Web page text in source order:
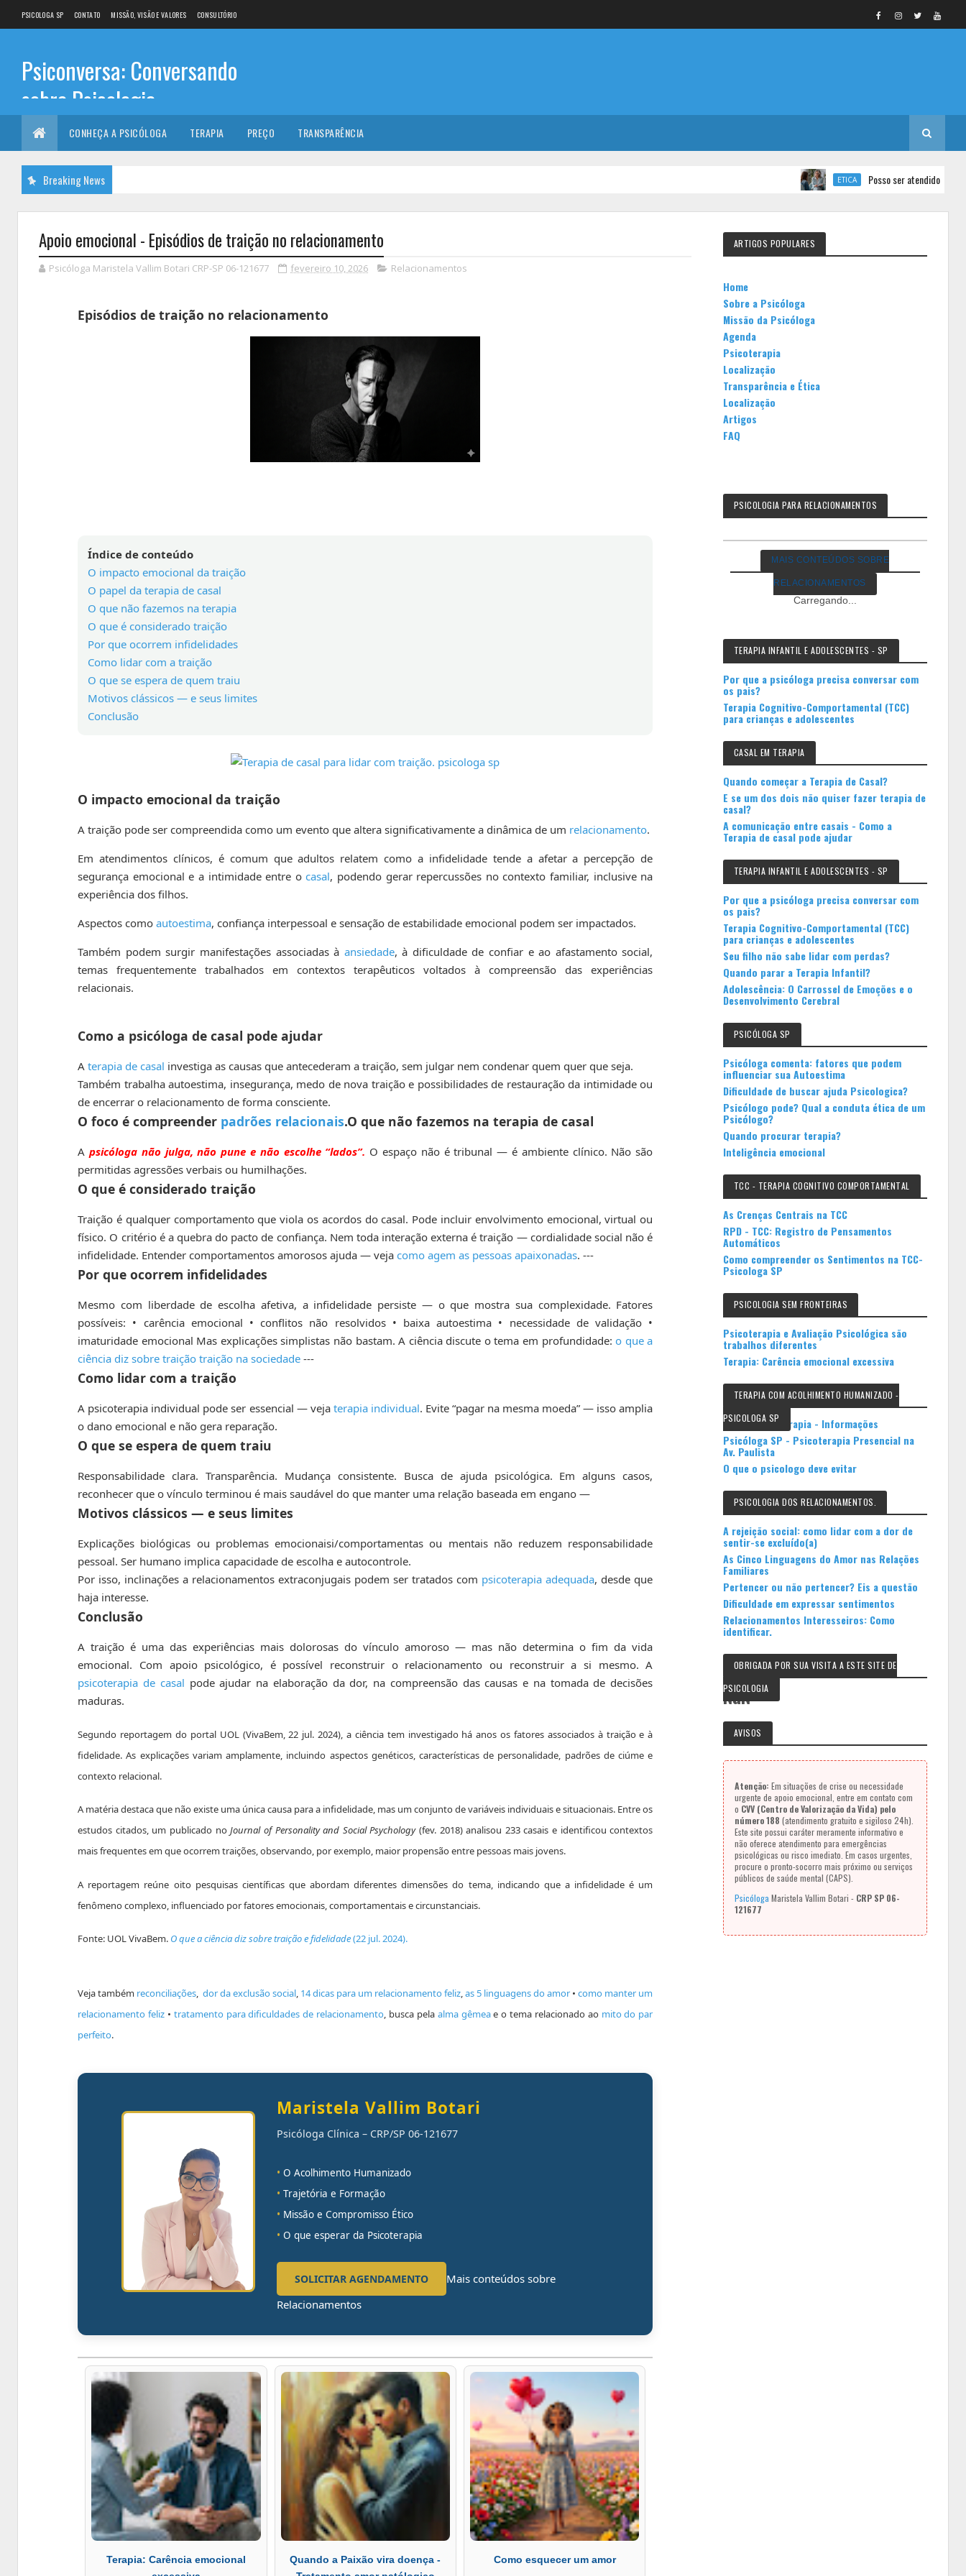
PSICOLOGA SP CONTATO MISSÃO, VISÃO E VALORES CONSULTÓRIO
Psiconversa: Conversando
sobre Psicologia
Informações sobre: Psicóloga, Psicoterapia, terapia de
casal, terapia individual, Psicóloga online e presencial,
CONHEÇA A PSICÓLOGA TERAPIA PREÇO TRANSPARÊNCIA
Breaking News ETICA Posso ser atendido por 2
Apoio emocional - Episódios de traição no relacionamento
Psicóloga Maristela Vallim Botari CRP-SP 06-121677 fevereiro 10, 2026 Relacionamentos
Episódios de traição no relacionamento
Índice de conteúdo
O impacto emocional da traição
O papel da terapia de casal
O que não fazemos na terapia
O que é considerado traição
Por que ocorrem infidelidades
Como lidar com a traição
O que se espera de quem traiu
Motivos clássicos — e seus limites
Conclusão
O impacto emocional da traição
A traição pode ser compreendida como um evento que altera significativamente a dinâmica de um relacionamento.
Em atendimentos clínicos, é comum que adultos relatem como a infidelidade tende a afetar a percepção de
segurança emocional e a intimidade entre ocasal, podendo gerar repercussões no contexto familiar, inclusive na
experiência dos filhos.
Aspectos comoautoestima, confiança interpessoal e sensação de estabilidade emocional podem ser impactados.
Também podem surgir manifestações associadas à ansiedade, à dificuldade de confiar e ao afastamento social,
temas frequentemente trabalhados em contextos terapêuticos voltados à compreensão das experiências
relacionais.
Como a psicóloga de casal pode ajudar
Aterapia de casal investiga as causas que antecederam a traição, sem julgar nem condenar quem quer que seja.
Também trabalha autoestima, insegurança, medo de nova traição e possibilidades de restauração da intimidade ou
de encerrar o relacionamento de forma consciente.
O foco é compreender padrões relacionais.O que não fazemos na terapia de casal
Apsicóloga não julga, não pune e não escolhe “lados”. O espaço não é tribunal — é ambiente clínico. Não são
permitidas agressões verbais ou humilhações.
O que é considerado traição
Traição é qualquer comportamento que viola os acordos do casal. Pode incluir envolvimento emocional, virtual ou
físico. O critério é a quebra do pacto de confiança. Nem toda interação externa é traição — cordialidade social não é
infidelidade. Entender comportamentos amorosos ajuda — vejacomo agem as pessoas apaixonadas. ---
Por que ocorrem infidelidades
Mesmo com liberdade de escolha afetiva, a infidelidade persiste — o que mostra sua complexidade. Fatores
possíveis: • carência emocional • conflitos não resolvidos • baixa autoestima • necessidade de validação •
imaturidade emocional Mas explicações simplistas não bastam. A ciência discute o tema em profundidade:o que a
ciência diz sobre traição traição na sociedade ---
Como lidar com a traição
A psicoterapia individual pode ser essencial — veja terapia individual. Evite “pagar na mesma moeda” — isso amplia
o dano emocional e não gera reparação.
O que se espera de quem traiu
Responsabilidade clara. Transparência. Mudança consistente. Busca de ajuda psicológica. Em alguns casos,
reconhecer que o vínculo terminou é mais saudável do que manter uma relação baseada em engano —
Motivos clássicos — e seus limites
Explicações biológicas ou problemas emocionaisi/comportamentas ou mentais não reduzem responsabilidade
pessoal. Ser humano implica capacidade de escolha e autocontrole.
Por isso, inclinações a relacionamentos extraconjugais podem ser tratados com psicoterapia adequada, desde que
haja interesse.
Conclusão
A traição é uma das experiências mais dolorosas do vínculo amoroso — mas não determina o fim da vida
emocional. Com apoio psicológico, é possível reconstruir o relacionamento ou reconstruir a si mesmo. A
psicoterapia de casal pode ajudar na elaboração da dor, na compreensão das causas e na tomada de decisões
maduras.
Segundo reportagem do portal UOL (VivaBem, 22 jul. 2024), a ciência tem investigado há anos os fatores associados à traição e à
fidelidade. As explicações variam amplamente, incluindo aspectos genéticos, características de personalidade, padrões de ciúme e
contexto relacional.
A matéria destaca que não existe uma única causa para a infidelidade, mas um conjunto de variáveis individuais e situacionais. Entre os
estudos citados, um publicado noJournal of Personality and Social Psychology(fev. 2018) analisou 233 casais e identificou contextos
mais frequentes em que ocorrem traições, observando, por exemplo, maior propensão entre pessoas mais jovens.
A reportagem reúne oito pesquisas científicas que abordam diferentes dimensões do tema, indicando que a infidelidade é um
fenômeno complexo, influenciado por fatores emocionais, comportamentais e circunstanciais.
Fonte: UOL VivaBem. O que a ciência diz sobre traição e fidelidade(22 jul. 2024).
Veja também reconciliações,dor da exclusão social, 14 dicas para um relacionamento feliz,as 5 linguagens do amor •como manter um
relacionamento feliz • tratamento para dificuldades de relacionamento, busca pela alma gêmeae otema relacionado ao mito do par
perfeito.
Maristela Vallim Botari
Psicóloga Clínica – CRP/SP 06-121677
• O Acolhimento Humanizado
• Trajetória e Formação
• Missão e Compromisso Ético
• O que esperar da Psicoterapia
SOLICITAR AGENDAMENTO
Mais conteúdos sobre
Relacionamentos
Terapia: Carência emocional
Quando a Paixão vira doença -
Como esquecer um amor
ARTIGOS POPULARES
Home
Sobre a Psicóloga
Missão da Psicóloga
Agenda
Psicoterapia
Localização
Transparência e Ética
Localização
Artigos
FAQ
PSICOLOGIA PARA RELACIONAMENTOS
MAIS CONTEÚDOS SOBRE
RELACIONAMENTOS
Carregando...
TERAPIA INFANTIL E ADOLESCENTES - SP
Por que a psicóloga precisa conversar com
os pais?
Terapia Cognitivo-Comportamental (TCC)
para crianças e adolescentes
CASAL EM TERAPIA
Quando começar a Terapia de Casal?
E se um dos dois não quiser fazer terapia de
casal?
A comunicação entre casais - Como a
Terapia de casal pode ajudar
TERAPIA INFANTIL E ADOLESCENTES - SP
Por que a psicóloga precisa conversar com
os pais?
Terapia Cognitivo-Comportamental (TCC)
para crianças e adolescentes
Seu filho não sabe lidar com perdas?
Quando parar a Terapia Infantil?
Adolescência: O Carrossel de Emoções e o
Desenvolvimento Cerebral
PSICÓLOGA SP
Psicóloga comenta: fatores que podem
influenciar sua Autoestima
Dificuldade de buscar ajuda Psicologica?
Psicólogo pode? Qual a conduta ética de um
Psicólogo?
Quando procurar terapia?
Inteligência emocional
TCC - TERAPIA COGNITIVO COMPORTAMENTAL
As Crenças Centrais na TCC
RPD - TCC: Registro de Pensamentos
Automáticos
Como compreender os Sentimentos na TCC-
Psicologa SP
PSICOLOGIA SEM FRONTEIRAS
Psicoterapia e Avaliação Psicológica são
trabalhos diferentes
Terapia: Carência emocional excessiva
TERAPIA COM ACOLHIMENTO HUMANIZADO -
PSICOLOGA SP
Psicóloga e Terapia - Informações
Psicóloga SP - Psicoterapia Presencial na
Av. Paulista
O que o psicologo deve evitar
PSICOLOGIA DOS RELACIONAMENTOS.
A rejeição social: como lidar com a dor de
sentir-se excluído(a)
As Cinco Linguagens do Amor nas Relações
Familiares
Pertencer ou não pertencer? Eis a questão
Dificuldade em expressar sentimentos
Relacionamentos Interesseiros: Como
identificar.
OBRIGADA POR SUA VISITA A ESTE SITE DE
PSICOLOGIA
NaN
AVISOS
Atenção: Em situações de crise ou necessidade
urgente de apoio emocional, entre em contato com
o CVV (Centro de Valorização da Vida) pelo
número 188 (atendimento gratuito e sigiloso 24h).
Este site possui caráter meramente informativo e
não oferece atendimento para emergências
psicológicas ou risco imediato. Em casos urgentes,
procure o pronto-socorro mais próximo ou serviços
públicos de saúde mental (CAPS).
Psicóloga Maristela Vallim Botari - CRP SP 06-
121677